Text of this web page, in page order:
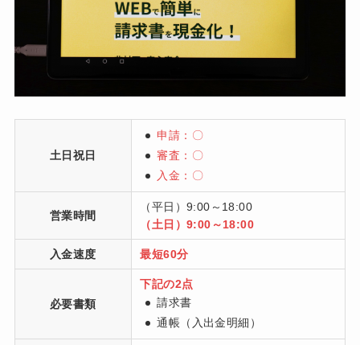
土日祝日
申請：〇
審査：〇
入金：〇
営業時間
（平日）9:00～18:00
（土日）9:00～18:00
入金速度 最短60分
必要書類
下記の2点
請求書
通帳（入出金明細）